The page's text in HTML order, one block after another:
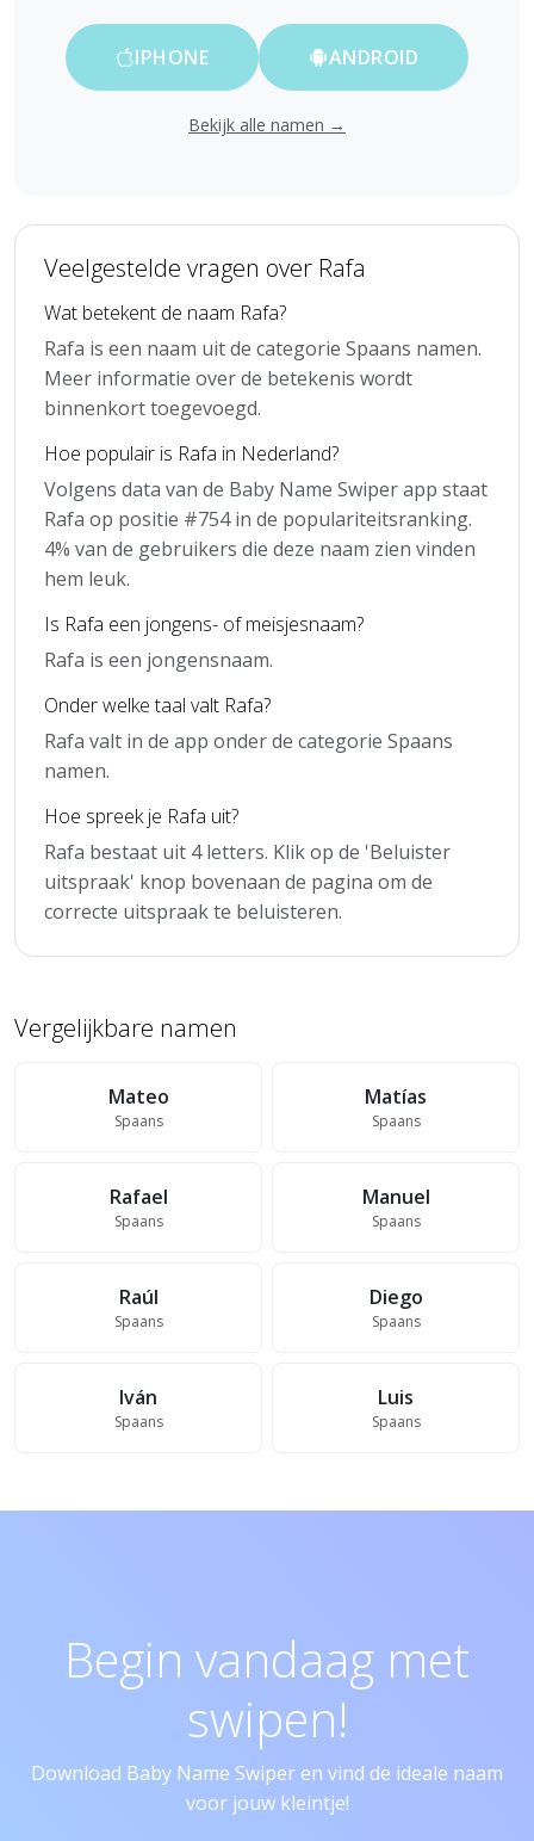
IPHONE ANDROID
Bekijk alle namen →
Veelgestelde vragen over Rafa
Wat betekent de naam Rafa?
Rafa is een naam uit de categorie Spaans namen.
Meer informatie over de betekenis wordt
binnenkort toegevoegd.
Hoe populair is Rafa in Nederland?
Volgens data van de Baby Name Swiper app staat
Rafa op positie #754 in de populariteitsranking.
4% van de gebruikers die deze naam zien vinden
hem leuk.
Is Rafa een jongens- of meisjesnaam?
Rafa is een jongensnaam.
Onder welke taal valt Rafa?
Rafa valt in de app onder de categorie Spaans
namen.
Hoe spreek je Rafa uit?
Rafa bestaat uit 4 letters. Klik op de 'Beluister
uitspraak' knop bovenaan de pagina om de
correcte uitspraak te beluisteren.
Vergelijkbare namen
Mateo
Spaans
Matías
Spaans
Rafael
Spaans
Manuel
Spaans
Raúl
Spaans
Diego
Spaans
Iván
Spaans
Luis
Spaans
Begin vandaag met
swipen!
Download Baby Name Swiper en vind de ideale naam
voor jouw kleintje!